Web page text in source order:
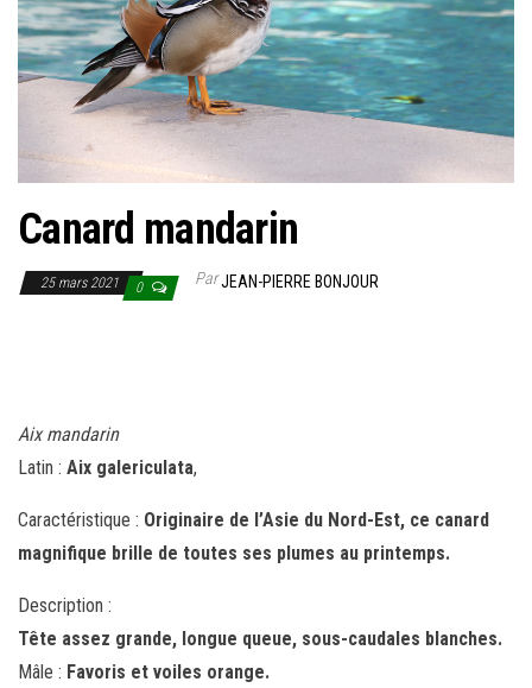
Canard mandarin
25 mars 2021 0 ParJEAN-PIERRE BONJOUR
Aix mandarin
Latin : Aix galericulata,
Caractéristique : Originaire de l’Asie du Nord-Est, ce canard
magnifique brille de toutes ses plumes au printemps.
Description :
Tête assez grande, longue queue, sous-caudales blanches.
Mâle : Favoris et voiles orange.